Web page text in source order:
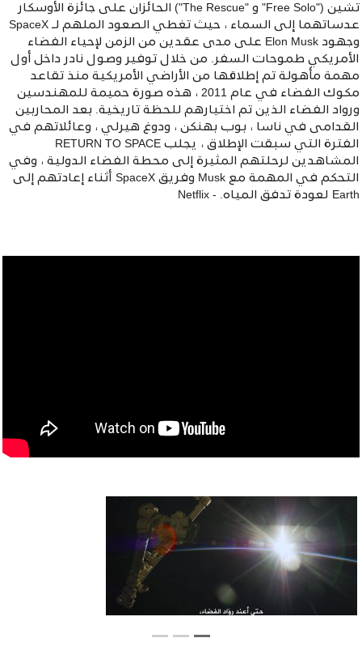
تشين ("Free Solo" و "The Rescue") الحائزان على جائزة الأوسكار
عدساتهما إلى السماء ، حيث تغطي الصعود الملهم لـ SpaceX
وجهود Elon Musk على مدى عقدين من الزمن لإحياء الفضاء
الأمريكي طموحات السفر. من خلال توفير وصول نادر داخل أول
مهمة مأهولة تم إطلاقها من الأراضي الأمريكية منذ تقاعد
مكوك الفضاء في عام 2011 ، هذه صورة حميمة للمهندسين
ورواد الفضاء الذين تم اختيارهم للحظة تاريخية. بعد المحاربين
القدامى في ناسا ، بوب بهنكن ، ودوغ هيرلي ، وعائلاتهم في
الفترة التي سبقت الإطلاق ، يجلب RETURN TO SPACE
المشاهدين لرحلتهم المثيرة إلى محطة الفضاء الدولية ، وفي
التحكم في المهمة مع Musk وفريق SpaceX أثناء إعادتهم إلى
Earth لعودة تدفق المياه. - Netflix